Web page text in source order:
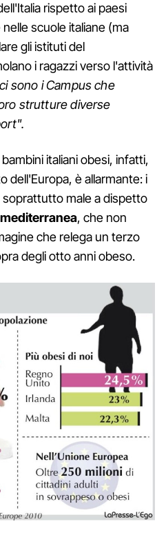
rispetto ai paesi
scuole italiane (ma
gli istituti del
i ragazzi verso l'attività
sono i Campus che
strutture diverse
italiani obesi, infatti,
dell'Europa, è allarmante: i
male a dispetto
, che non
che relega un terzo
degli otto anni obeso.